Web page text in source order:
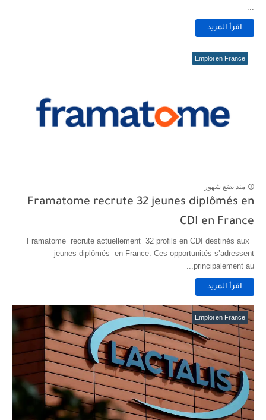
اقرأ المزيد
Emploi en France
منذ بضع شهور
Framatome recrute 32 jeunes diplômés en
CDI en France
Framatome recrute actuellement 32 profils en CDI destinés aux
jeunes diplômés en France. Ces opportunités s’adressent
principalement au...
اقرأ المزيد
Emploi en France